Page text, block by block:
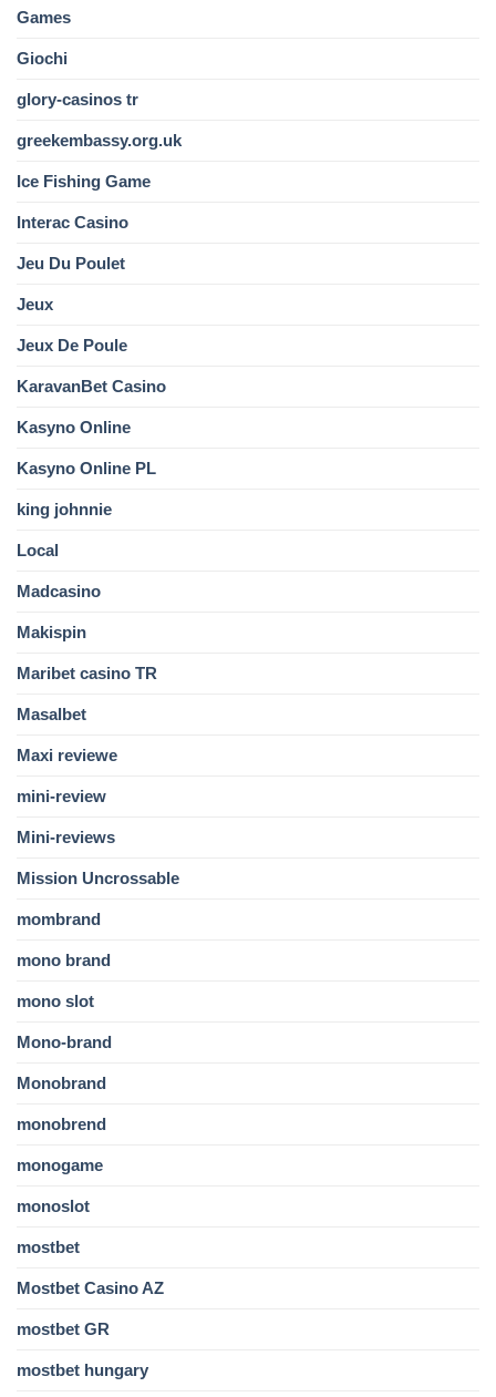
Games
Giochi
glory-casinos tr
greekembassy.org.uk
Ice Fishing Game
Interac Casino
Jeu Du Poulet
Jeux
Jeux De Poule
KaravanBet Casino
Kasyno Online
Kasyno Online PL
king johnnie
Local
Madcasino
Makispin
Maribet casino TR
Masalbet
Maxi reviewe
mini-review
Mini-reviews
Mission Uncrossable
mombrand
mono brand
mono slot
Mono-brand
Monobrand
monobrend
monogame
monoslot
mostbet
Mostbet Casino AZ
mostbet GR
mostbet hungary